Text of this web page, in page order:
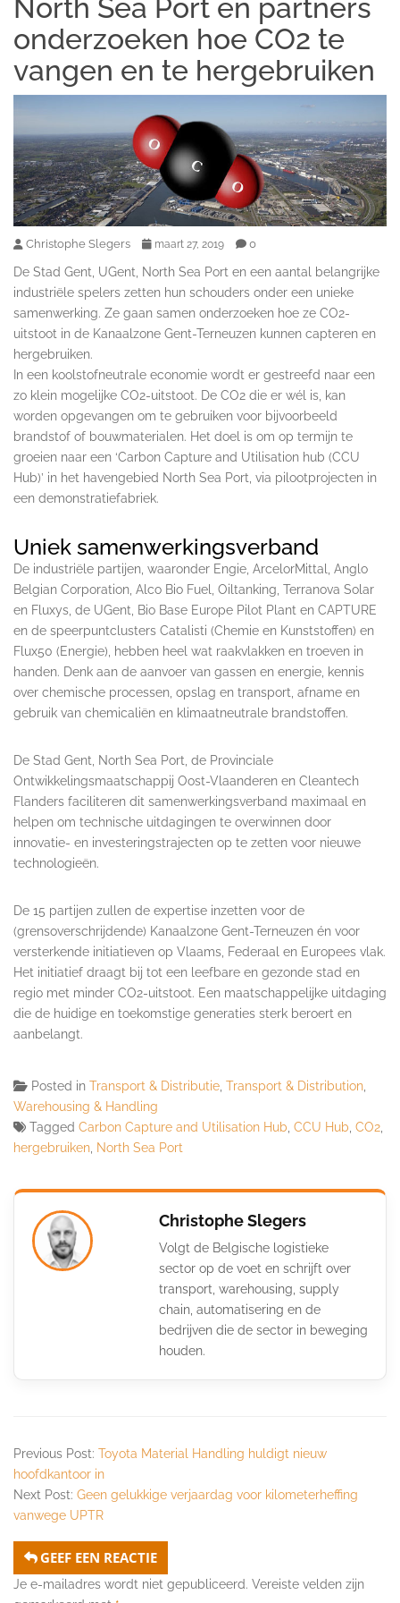
North Sea Port en partners
onderzoeken hoe CO2 te
vangen en te hergebruiken
Christophe Slegers maart 27, 2019 0
De Stad Gent, UGent, North Sea Port en een aantal belangrijke
industriële spelers zetten hun schouders onder een unieke
samenwerking. Ze gaan samen onderzoeken hoe ze CO2-
uitstoot in de Kanaalzone Gent-Terneuzen kunnen capteren en
hergebruiken.
In een koolstofneutrale economie wordt er gestreefd naar een
zo klein mogelijke CO2-uitstoot. De CO2 die er wél is, kan
worden opgevangen om te gebruiken voor bijvoorbeeld
brandstof of bouwmaterialen. Het doel is om op termijn te
groeien naar een ‘Carbon Capture and Utilisation hub (CCU
Hub)’ in het havengebied North Sea Port, via pilootprojecten in
een demonstratiefabriek.
Uniek samenwerkingsverband
De industriële partijen, waaronder Engie, ArcelorMittal, Anglo
Belgian Corporation, Alco Bio Fuel, Oiltanking, Terranova Solar
en Fluxys, de UGent, Bio Base Europe Pilot Plant en CAPTURE
en de speerpuntclusters Catalisti (Chemie en Kunststoffen) en
Flux50 (Energie), hebben heel wat raakvlakken en troeven in
handen. Denk aan de aanvoer van gassen en energie, kennis
over chemische processen, opslag en transport, afname en
gebruik van chemicaliën en klimaatneutrale brandstoffen.
De Stad Gent, North Sea Port, de Provinciale
Ontwikkelingsmaatschappij Oost-Vlaanderen en Cleantech
Flanders faciliteren dit samenwerkingsverband maximaal en
helpen om technische uitdagingen te overwinnen door
innovatie- en investeringstrajecten op te zetten voor nieuwe
technologieën.
De 15 partijen zullen de expertise inzetten voor de
(grensoverschrijdende) Kanaalzone Gent-Terneuzen én voor
versterkende initiatieven op Vlaams, Federaal en Europees vlak.
Het initiatief draagt bij tot een leefbare en gezonde stad en
regio met minder CO2-uitstoot. Een maatschappelijke uitdaging
die de huidige en toekomstige generaties sterk beroert en
aanbelangt.
Posted in Transport & Distributie Transport & Distribution
Warehousing & Handling
Tagged Carbon Capture and Utilisation Hub CCU Hub CO2
hergebruiken North Sea Port
Christophe Slegers
Volgt de Belgische logistieke
sector op de voet en schrijft over
transport, warehousing, supply
chain, automatisering en de
bedrijven die de sector in beweging
houden.
Previous Post: Toyota Material Handling huldigt nieuw
hoofdkantoor in
Next Post: Geen gelukkige verjaardag voor kilometerheffing
vanwege UPTR
GEEF EEN REACTIE
Je e-mailadres wordt niet gepubliceerd. Vereiste velden zijn